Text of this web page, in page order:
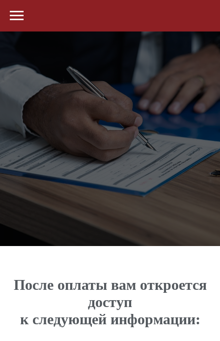
ШКОЛА AUTONOMO
После оплаты вам откроется
доступ
к следующей информации:
Как зарегистрироваться в налоговой
Как вести учетные книги
Какие налоговые обязательства вы